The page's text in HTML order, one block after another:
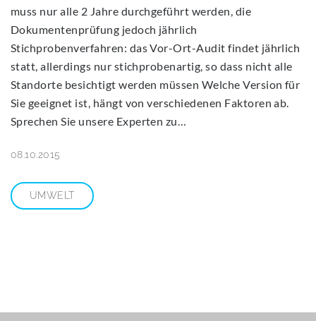
muss nur alle 2 Jahre durchgeführt werden, die
Dokumentenprüfung jedoch jährlich
Stichprobenverfahren: das Vor-Ort-Audit findet jährlich
statt, allerdings nur stichprobenartig, so dass nicht alle
Standorte besichtigt werden müssen Welche Version für
Sie geeignet ist, hängt von verschiedenen Faktoren ab.
Sprechen Sie unsere Experten zu…
08.10.2015
UMWELT